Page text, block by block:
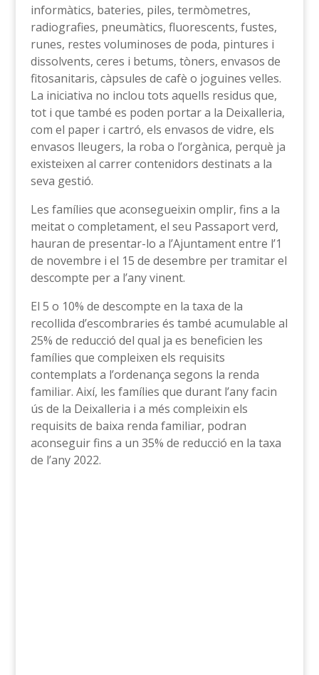
informàtics, bateries, piles, termòmetres,
radiografies, pneumàtics, fluorescents, fustes,
runes, restes voluminoses de poda, pintures i
dissolvents, ceres i betums, tòners, envasos de
fitosanitaris, càpsules de cafè o joguines velles.
La iniciativa no inclou tots aquells residus que,
tot i que també es poden portar a la Deixalleria,
com el paper i cartró, els envasos de vidre, els
envasos lleugers, la roba o l’orgànica, perquè ja
existeixen al carrer contenidors destinats a la
seva gestió.
Les famílies que aconsegueixin omplir, fins a la
meitat o completament, el seu Passaport verd,
hauran de presentar-lo a l’Ajuntament entre l’1
de novembre i el 15 de desembre per tramitar el
descompte per a l’any vinent.
El 5 o 10% de descompte en la taxa de la
recollida d’escombraries és també acumulable al
25% de reducció del qual ja es beneficien les
famílies que compleixen els requisits
contemplats a l’ordenança segons la renda
familiar. Així, les famílies que durant l’any facin
ús de la Deixalleria i a més compleixin els
requisits de baixa renda familiar, podran
aconseguir fins a un 35% de reducció en la taxa
de l’any 2022.